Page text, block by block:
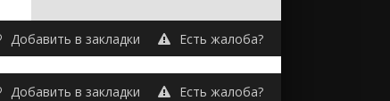
Добавить в закладки Есть жалоба?
Добавить в закладки Есть жалоба?